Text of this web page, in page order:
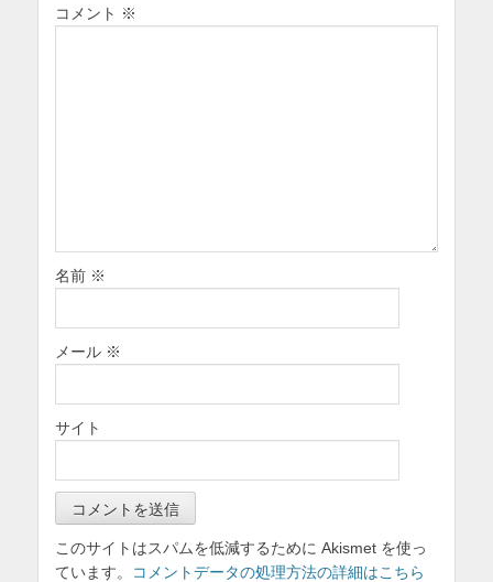
コメント ※
名前 ※
メール ※
サイト
このサイトはスパムを低減するために Akismet を使っ
ています。
コメントデータの処理方法の詳細はこちら